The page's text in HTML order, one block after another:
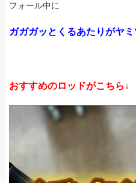
フォール中に
ガガガッとくるあたりがヤ
おすすめのロッドがこちら↓